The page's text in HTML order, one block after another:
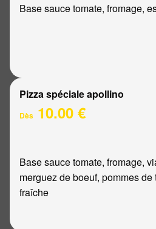
Base sauce tomate, fromage,
Pizza spéciale apollino
Dès 10.00 €
Base sauce tomate, fromage,
merguez de boeuf, pommes
fraîche